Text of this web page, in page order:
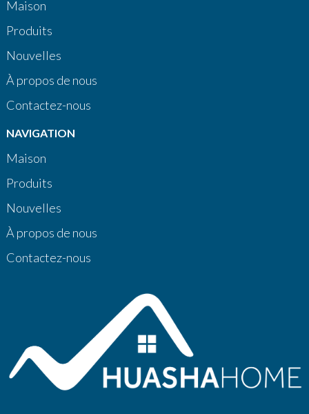
Maison
Produits
Nouvelles
À propos de nous
Contactez-nous
NAVIGATION
Maison
Produits
Nouvelles
À propos de nous
Contactez-nous